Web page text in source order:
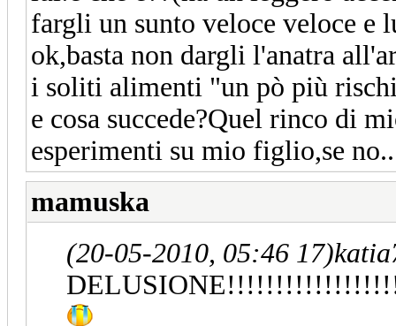
fargli un sunto veloce veloce e
ok,basta non dargli l'anatra
i soliti alimenti "un pò più
e cosa succede?Quel rinco di
esperimenti su mio figlio,se
mamuska
(20-05-2010, 05:46 17)